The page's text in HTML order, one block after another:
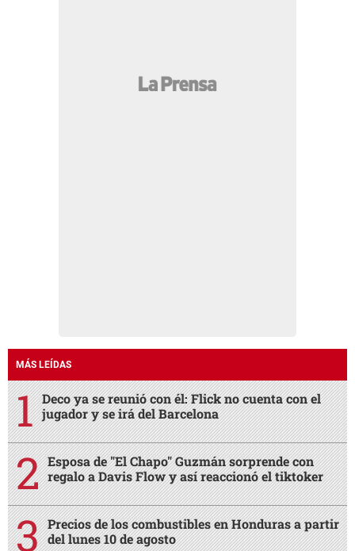
MÁS LEÍDAS
Deco ya se reunió con él: Flick no cuenta con el
jugador y se irá del Barcelona
Esposa de "El Chapo" Guzmán sorprende con
regalo a Davis Flow y así reaccionó el tiktoker
Precios de los combustibles en Honduras a partir
del lunes 10 de agosto